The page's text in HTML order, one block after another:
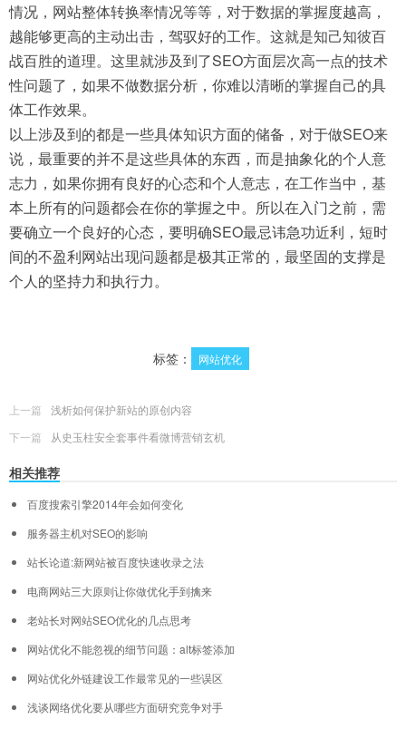
情况，网站整体转换率情况等等，对于数据的掌握度越高，
越能够更高的主动出击，驾驭好的工作。这就是知己知彼百
战百胜的道理。这里就涉及到了SEO方面层次高一点的技术
性问题了，如果不做数据分析，你难以清晰的掌握自己的具
体工作效果。
以上涉及到的都是一些具体知识方面的储备，对于做SEO来
说，最重要的并不是这些具体的东西，而是抽象化的个人意
志力，如果你拥有良好的心态和个人意志，在工作当中，基
本上所有的问题都会在你的掌握之中。所以在入门之前，需
要确立一个良好的心态，要明确SEO最忌讳急功近利，短时
间的不盈利网站出现问题都是极其正常的，最坚固的支撑是
个人的坚持力和执行力。
标签： 网站优化
上一篇
浅析如何保护新站的原创内容
下一篇
从史玉柱安全套事件看微博营销玄机
相关推荐
百度搜索引擎2014年会如何变化
服务器主机对SEO的影响
站长论道:新网站被百度快速收录之法
电商网站三大原则让你做优化手到擒来
老站长对网站SEO优化的几点思考
网站优化不能忽视的细节问题：alt标签添加
网站优化外链建设工作最常见的一些误区
浅谈网络优化要从哪些方面研究竞争对手